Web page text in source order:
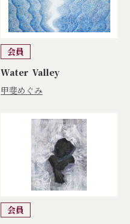
会員
Water Valley
甲斐めぐみ
会員